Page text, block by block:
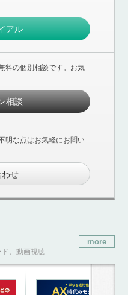
アル
料の個別相談です。お気
相談
明な点はお気軽にお問い
わせ
、動画視聴
more